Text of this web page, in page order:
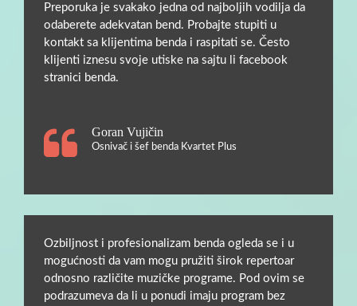
Preporuka je svakako jedna od najboljih vodilja da
odaberete adekvatan bend. Probajte stupiti u
kontakt sa klijentima benda i raspitati se. Često
klijenti iznesu svoje utiske na sajtu li facebook
stranici benda.
Goran Vujičin
Osnivač i šef benda Kvartet Plus
Ozbiljnost i profesionalizam benda ogleda se i u
mogućnosti da vam mogu pružiti širok repertoar
odnosno različite muzičke programe. Pod ovim se
podrazumeva da li u ponudi imaju program bez